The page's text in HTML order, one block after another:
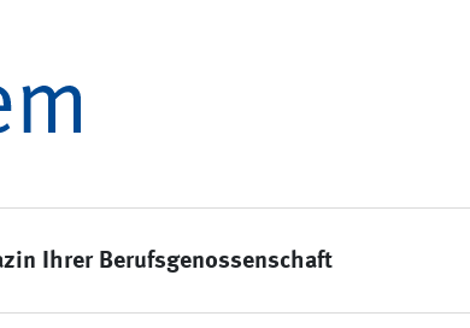
Ihrer Berufsgenossenschaft